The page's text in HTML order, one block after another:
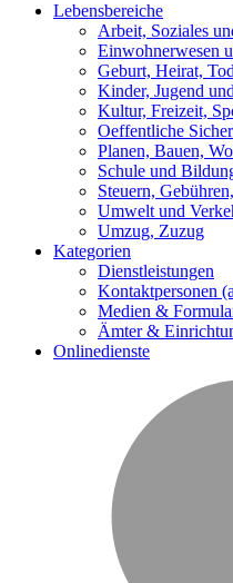
Lebensbereiche
Arbeit, Soziales
Einwohnerwesen
Geburt, Heirat, Tod
Kinder, Jugend
Kultur, Freizeit,
Oeffentliche
Planen, Bauen,
Schule und
Steuern,
Umwelt und
Umzug, Zuzug
Kategorien
Dienstleistungen
Kontaktpersonen
Medien &
Ämter &
Onlinedienste